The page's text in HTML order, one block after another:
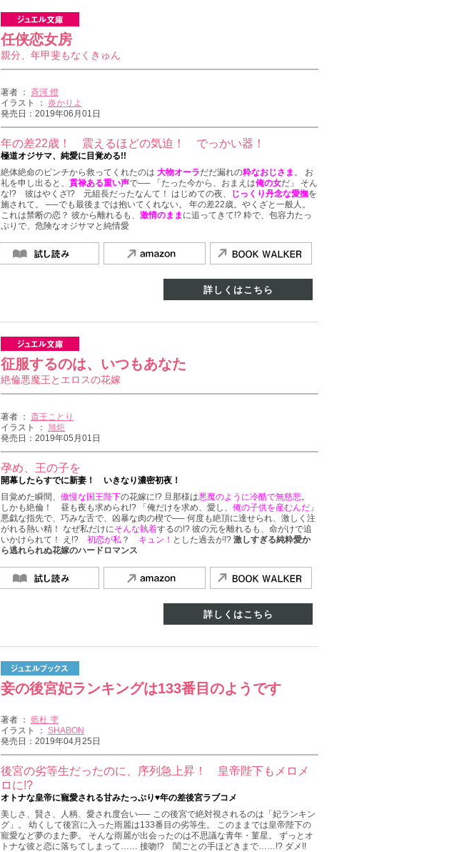
任侠恋女房
親分、年甲斐もなくきゅん
著者 ： 斉河 燈
イラスト ： 炎かりよ
発売日：2019年06月01日
年の差22歳！ 震えるほどの気迫！ でっかい器！
極道オジサマ、純愛に目覚める!!
絶体絶命のピンチから救ってくれたのは 大物オーラだだ漏れの粋なおじさま 。 お
礼を申し出ると、 貫禄ある重い声で── 「たった今から、おまえは俺の女だ」 そん
な!? 彼はやくざ!? 元組長だったなんて！ はじめての夜、
じっくり丹念な愛撫を
施されて。 ──でも最後までは抱いてくれない。 年の差22歳。やくざと一般人。
これは禁断の恋？ 彼から離れるも、 激情のまま に追ってきて!? 粋で、包容力たっ
ぷりで、危険なオジサマと純情愛
詳しくはこちら
征服するのは、いつもあなた
絶倫悪魔王とエロスの花嫁
著者 ： 斎王ことり
イラスト ： 旭炬
発売日：2019年05月01日
孕め、王の子を
開幕したらすでに新妻！ いきなり濃密初夜！
目覚めた瞬間、 傲慢な国王陛下の花嫁に!? 旦那様は悪魔のように冷酷で無慈悲。
しかも絶倫！ 昼も夜も求められ!? 「俺だけを求め、愛し、 俺の子供を産むんだ 」
悪戯な指先で、巧みな舌で、凶暴な肉の楔で── 何度も絶頂に達せられ、激しく注
がれる熱い精！ なぜ私だけにそんな執着するの!? 彼の元を離れるも、命がけで追
いかけられて！ え!? 初恋が私 ？ キュン！ とした過去が!? 激しすぎる純粋愛か
ら逃れられぬ花嫁のハードロマンス
詳しくはこちら
妾の後宮妃ランキングは133番目のようです
著者 ： 藍杜 雫
イラスト ： SHABON
発売日：2019年04月25日
後宮の劣等生だったのに、序列急上昇！ 皇帝陛下もメロメ
ロに!?
オトナな皇帝に寵愛される甘みたっぷり♥年の差後宮ラブコメ
美しさ、賢さ、人柄、愛され度合い── この後宮で絶対視されるのは「妃ランキン
グ」。 幼くして後宮に入った雨麗は133番目の劣等生。 このままでは皇帝陛下の
寵愛など夢のまた夢。 そんな雨麗が出会ったのは不思議な青年・菫星。 ずっとオ
トナな彼と恋に落ちてしまって…… 接吻!? 閨ごとの手ほどきまで……!? ダメ!!